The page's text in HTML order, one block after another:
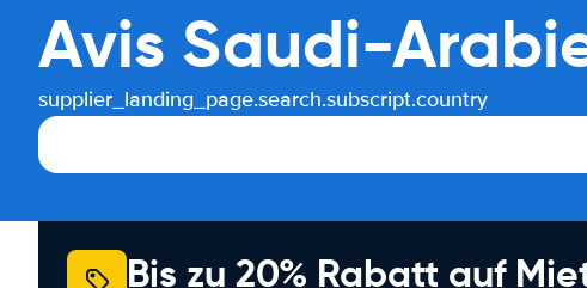
Avis Saudi-
supplier_landing_page.search.subscript.country
Bis zu 20% Rabatt auf